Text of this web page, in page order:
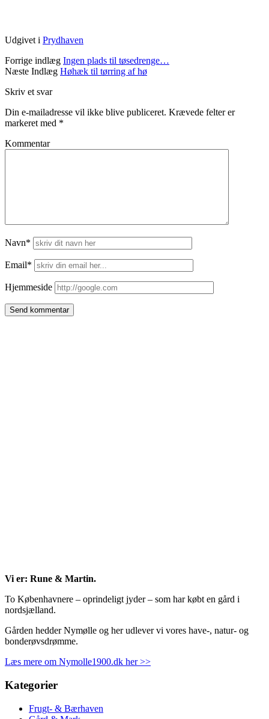
Udgivet i Prydhaven
Forrige indlæg Ingen plads til tøsedrenge…
Næste Indlæg Høhæk til tørring af hø
Skriv et svar
Din e-mailadresse vil ikke blive publiceret. Krævede felter er
markeret med *
Kommentar
Navn*
Email*
Hjemmeside
Vi er: Rune & Martin.
To Københavnere – oprindeligt jyder – som har købt en gård i
nordsjælland.
Gården hedder Nymølle og her udlever vi vores have-, natur- og
bonderøvsdrømme.
Læs mere om Nymolle1900.dk her >>
Kategorier
Frugt- & Bærhaven